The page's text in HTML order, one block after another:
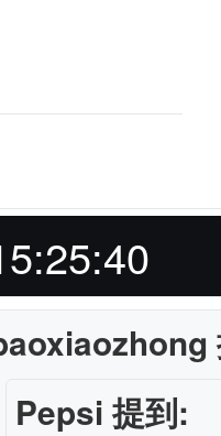
Pepsi 提到: